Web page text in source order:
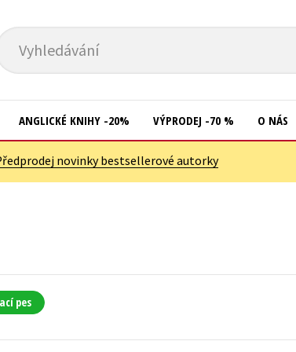
Vyhledávání
ANGLICKÉ KNIHY -20% VÝPRODEJ -70 % O NÁS
novinky bestsellerové autorky
pes